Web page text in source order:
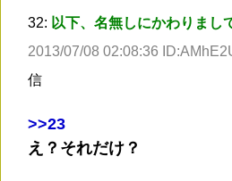
32: 以下、名無しにかわりまし
2013/07/08 02:08:36
信
>>23
え？それだけ？